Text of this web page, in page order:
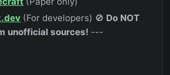
(For developers) 🚫 Do NOT
unofficial sources! ---